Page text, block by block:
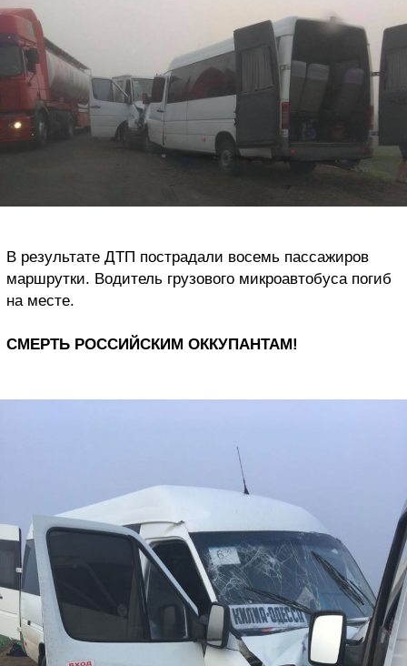
В результате ДТП пострадали восемь пассажиров
маршрутки. Водитель грузового микроавтобуса погиб
на месте.
СМЕРТЬ РОССИЙСКИМ ОККУПАНТАМ!